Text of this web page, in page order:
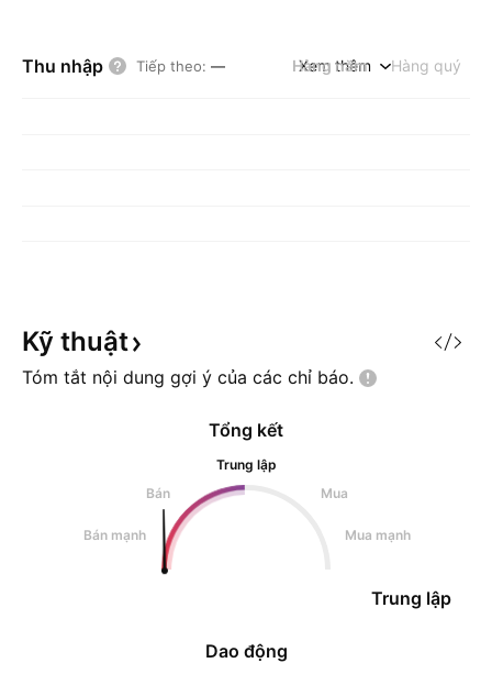
Thu nhập Tiếp theo: — Hàng năm Hàng quý
Xem thêm
Kỹ thuật
Tóm tắt nội dung gợi ý của các chỉ báo.
Dao động
Tổng kết
Trung lập
Bán
Mua
Bán mạnh Mua mạnh
Trung lập